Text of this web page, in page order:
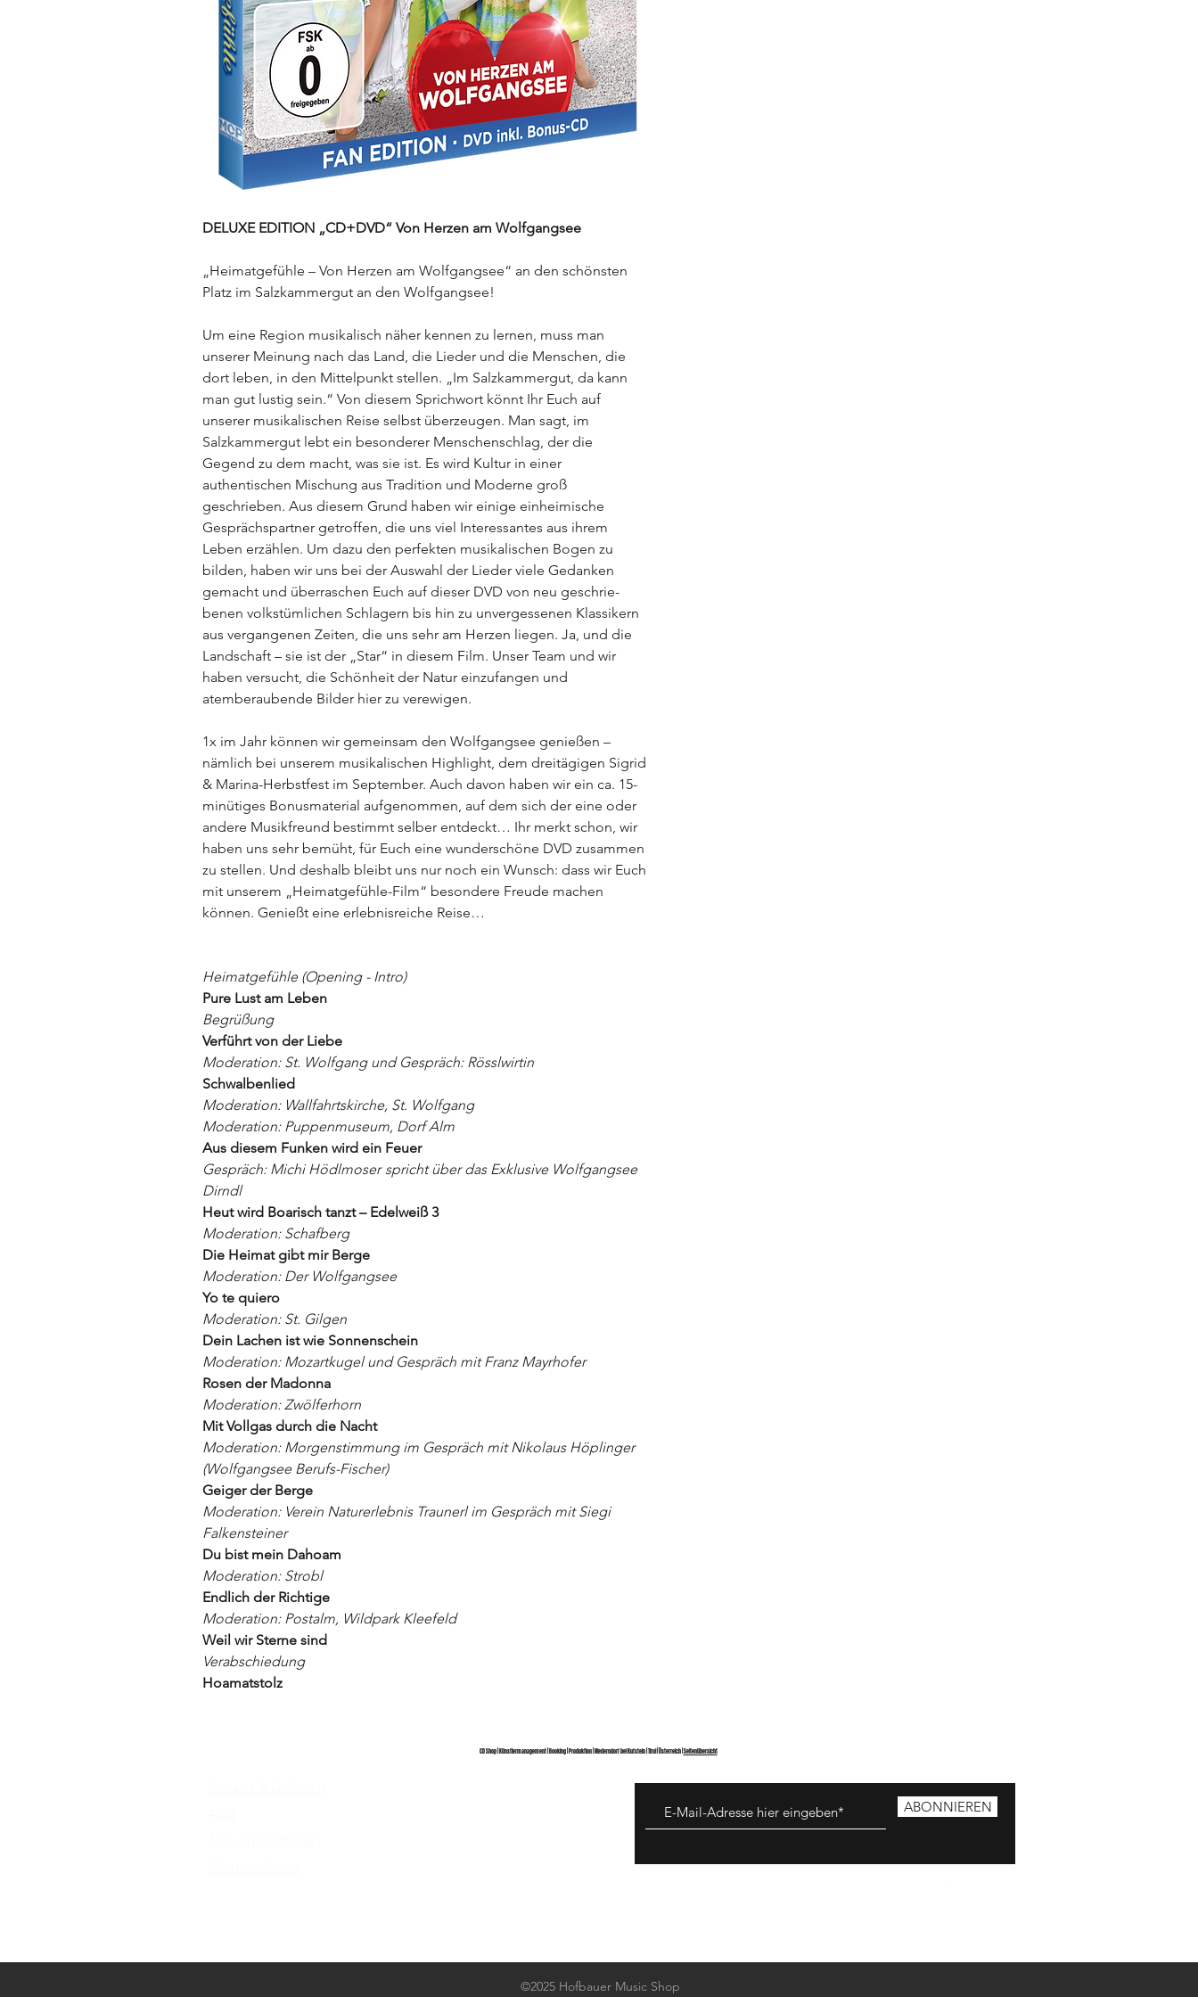
DELUXE EDITION „CD+DVD“ Von Herzen am Wolfgangsee
„Heimatgefühle – Von Herzen am Wolfgangsee“ an den schönsten
Platz im Salzkammergut an den Wolfgangsee!
Um eine Region musikalisch näher kennen zu lernen, muss man
unserer Meinung nach das Land, die Lieder und die Menschen, die
dort leben, in den Mittelpunkt stellen.
„Im Salzkammergut, da kann
man gut lustig sein.“ Von diesem Sprichwort könnt Ihr Euch auf
unserer musikalischen Reise selbst überzeugen. Man sagt, im
Salzkammergut lebt ein besonderer Menschenschlag, der die
Gegend zu dem macht, was sie ist. Es wird Kultur in einer
authentischen Mischung aus Tradition und Moderne groß
geschrieben. Aus diesem Grund haben wir einige einheimische
Gesprächspartner getroffen, die uns viel Interessantes aus ihrem
Leben erzählen. Um dazu den perfekten musikalischen Bogen zu
bilden, haben wir uns bei der Auswahl der Lieder viele Gedanken
gemacht und überra­schen Euch auf dieser DVD von neu geschrie­
benen volkstümlichen Schlagern bis hin zu unvergessenen Klassi­kern
aus vergangenen Zeiten, die uns sehr am Herzen liegen. Ja, und die
Landschaft – sie ist der „Star“ in diesem Film. Unser Team und wir
haben versucht, die Schönheit der Natur einzufangen und
atemberaubende Bilder hier zu verewigen.
1x im Jahr können wir gemeinsam den Wolfgangsee genießen –
nämlich bei unserem musikalischen Highlight, dem dreitägigen Sigrid
& Marina-Herbstfest im September. Auch davon haben wir ein ca. 15-
minütiges Bonusmaterial aufgenommen, auf dem sich der eine oder
andere Musikfreund bestimmt selber entdeckt… Ihr merkt schon, wir
haben uns sehr bemüht, für Euch eine wun­derschöne DVD zusammen
zu stellen. Und deshalb bleibt uns nur noch ein Wunsch: dass wir Euch
mit unserem „Heimatgefühle-Film“ besondere Freude machen
können. Genießt eine erlebnisreiche Reise…
Heimatgefühle (Opening - Intro)
Pure Lust am Leben
Begrüßung
Verführt von der Liebe
Moderation: St. Wolfgang und Gespräch: Rösslwirtin
Schwalbenlied
Moderation: Wallfahrtskirche, St. Wolfgang
Moderation: Puppenmuseum, Dorf Alm
Aus diesem Funken wird ein Feuer
Gespräch: Michi Hödlmoser spricht über das Exklusive Wolfgangsee
Dirndl
Heut wird Boarisch tanzt – Edelweiß 3
Moderation: Schafberg
Die Heimat gibt mir Berge
Moderation: Der Wolfgangsee
Yo te quiero
Moderation: St. Gilgen
Dein Lachen ist wie Sonnenschein
Moderation: Mozartkugel und Gespräch mit Franz Mayrhofer
Rosen der Madonna
Moderation: Zwölferhorn
Mit Vollgas durch die Nacht
Moderation: Morgenstimmung im Gespräch mit Nikolaus Höplinger
(Wolfgangsee Berufs-Fischer)
Geiger der Berge
Moderation: Verein Naturerlebnis Traunerl im Gespräch mit Siegi
Falkensteiner
Du bist mein Dahoam
Moderation: Strobl
Endlich der Richtige
Moderation: Postalm, Wildpark Kleefeld
Weil wir Sterne sind
Verabschiedung
Hoamatstolz
CD Shop | Künstlermanagement | Booking | Produktion | Niederndorf bei Kufstein | Tirol | Österreich | Seitenübersicht
ABONNIEREN
©2025 Hofbauer Music Shop